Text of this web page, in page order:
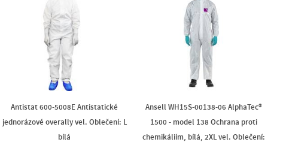
Antistat 600-5008E Antistatické
jednorázové overally vel. Oblečení: L
bílá
Ansell WH15S-00138-06 AlphaTec®
1500 - model 138 Ochrana proti
chemikáliím, bílá, 2XL vel. Oblečení: